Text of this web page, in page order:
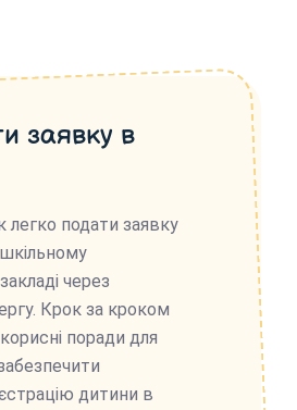
заявку в
легко подати заявку
через
Крок за кроком
поради для
дитини в